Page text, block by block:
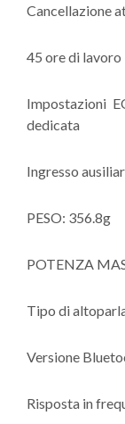
Cancellazione
45 ore di
Impostazioni
dedicata
Ingresso
PESO: 356.8g
POTENZA
Tipo di
Versione
Risposta in